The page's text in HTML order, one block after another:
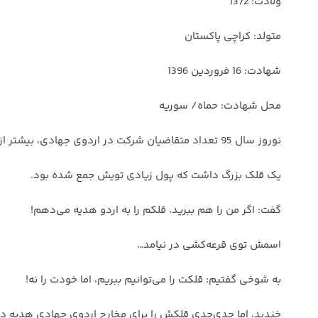
متولد: کراچی پاکستان
شهادت: 16 فروردین 1396
محل شهادت: حماه/ سوریه
نوروز سال 95 تعداد متقاضیان شرکت در اردوی جهادی، بیشتر از ظرفیت بود؛ مجبور بودیم قرعه‌کشی کنیم…
یک قلک بزرگ داشت که پول زیادی تویش جمع شده بود.
گفت: اگر من را هم ببرید، قلکم را به اردو هدیه می‌دهم!
اسمش توی قرعه‌کشی در نیامد…
به شوخی گفتیم: قلکت را می‌توانیم ببریم، اما خودت را نه!